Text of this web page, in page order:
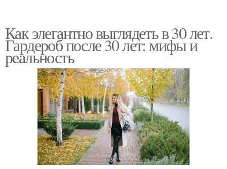
Как элегантно выглядеть в 30 лет.
Гардероб после 30 лет: мифы и
реальность